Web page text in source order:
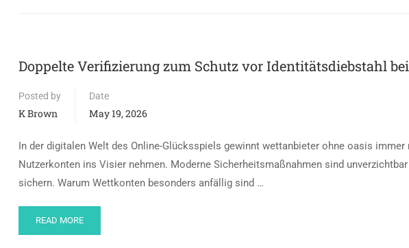
Doppelte Verifizierung zum Schutz vor Identitätsdiebstahl
Posted by
K Brown
Date
May 19, 2026
In der digitalen Welt des Online-Glücksspiels gewinnt wettanbieter ohne oasis
Nutzerkonten ins Visier nehmen. Moderne Sicherheitsmaßnahmen sind
sichern. Warum Wettkonten besonders anfällig sind …
READ MORE